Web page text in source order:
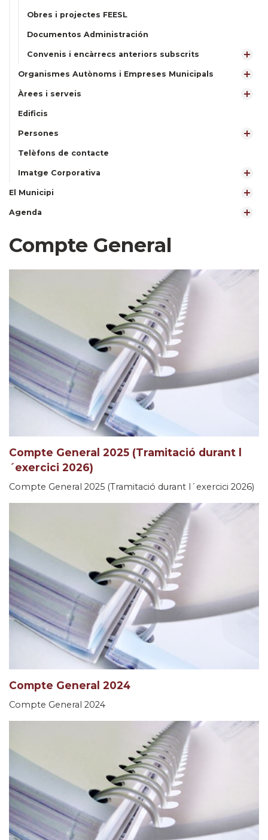
Obres i projectes FEESL
Documentos Administración
Convenis i encàrrecs anteriors subscrits
Organismes Autònoms i Empreses Municipals
Àrees i serveis
Edificis
Persones
Telèfons de contacte
Imatge Corporativa
El Municipi
Agenda
Compte General
Compte General 2025 (Tramitació durant l
´exercici 2026)
Compte General 2025 (Tramitació durant l´exercici 2026)
Compte General 2024
Compte General 2024